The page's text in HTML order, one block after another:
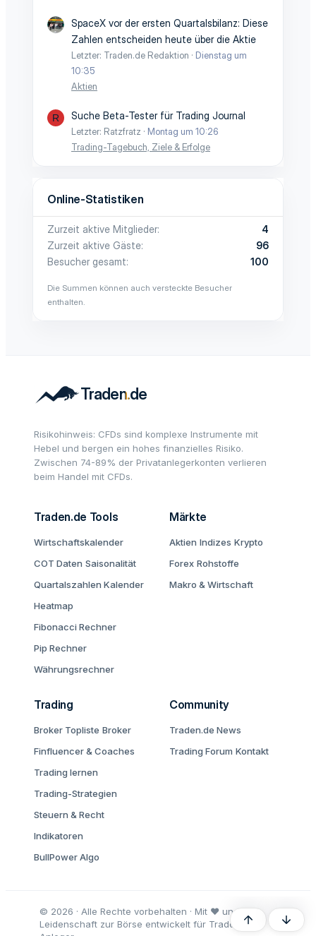
SpaceX vor der ersten Quartalsbilanz: Diese
Zahlen entscheiden heute über die Aktie
Letzter: Traden.de Redaktion
Dienstag um
10:35
Aktien
R Suche Beta-Tester für Trading Journal
Letzter: Ratzfratz
Montag um 10:26
Trading-Tagebuch, Ziele & Erfolge
Online-Statistiken
Zurzeit aktive Mitglieder
4
Zurzeit aktive Gäste
96
Besucher gesamt
100
Die Summen können auch versteckte Besucher
enthalten.
Risikohinweis: CFDs sind komplexe Instrumente mit
Hebel und bergen ein hohes finanzielles Risiko.
Zwischen 74-89% der Privatanlegerkonten verlieren
beim Handel mit CFDs.
Traden.de Tools
Wirtschaftskalender
COT Daten Saisonalität
Quartalszahlen Kalender
Heatmap
Fibonacci Rechner
Pip Rechner
Währungsrechner
Märkte
Aktien Indizes Krypto
Forex Rohstoffe
Makro & Wirtschaft
Trading
Broker Topliste Broker
Finfluencer & Coaches
Trading lernen
Trading-Strategien
Steuern & Recht
Indikatoren
BullPower Algo
Community
Traden.de News
Trading Forum Kontakt
© 2026 · Alle Rechte vorbehalten · Mit ♥ und
Leidenschaft zur Börse entwickelt für Trader undOben Unten